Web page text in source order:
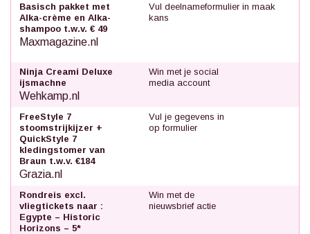
Basisch pakket met
Alka-crème en Alka-
shampoo t.w.v. € 49
Maxmagazine.nl
Vul deelnameformulier in maak
kans
Ninja Creami Deluxe
ijsmachne
Wehkamp.nl
Win met je social
media account
FreeStyle 7
stoomstrijkijzer +
QuickStyle 7
kledingstomer van
Braun t.w.v. €184
Grazia.nl
Vul je gegevens in
op formulier
Rondreis excl.
vliegtickets naar :
Egypte – Historic
Horizons – 5*
Win met de
nieuwsbrief actie